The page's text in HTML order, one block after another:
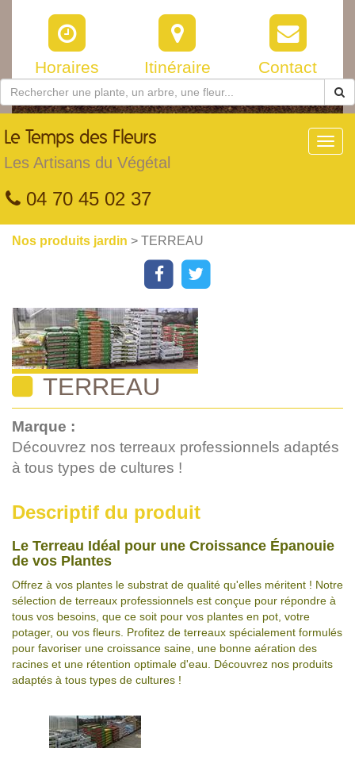
Horaires Itinéraire Contact
Le Temps des Fleurs
Les Artisans du Végétal
04 70 45 02 37
Nos produits jardin > TERREAU
TERREAU
Marque :
Découvrez nos terreaux professionnels adaptés
à tous types de cultures !
Descriptif du produit
Le Terreau Idéal pour une Croissance Épanouie
de vos Plantes
Offrez à vos plantes le substrat de qualité qu'elles méritent ! Notre
sélection de terreaux professionnels est conçue pour répondre à
tous vos besoins, que ce soit pour vos plantes en pot, votre
potager, ou vos fleurs. Profitez de terreaux spécialement formulés
pour favoriser une croissance saine, une bonne aération des
racines et une rétention optimale d'eau. Découvrez nos produits
adaptés à tous types de cultures !